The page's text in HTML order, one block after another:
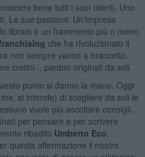
bene tutti i suoi clienti. Uno
Le sue passioni. Un'impresa
libraio è un frammento più o meno
che ha rivoluzionato il
non sempre vanno a braccetto.
cretini .. pardon originali da soli.
punto si danno la mano. Oggi
si intende) di scegliere da soli le
vuole più ascoltare consigli.
per pensare e per scrivere
ribadito Umberto Eco
questa affermazione il nostro